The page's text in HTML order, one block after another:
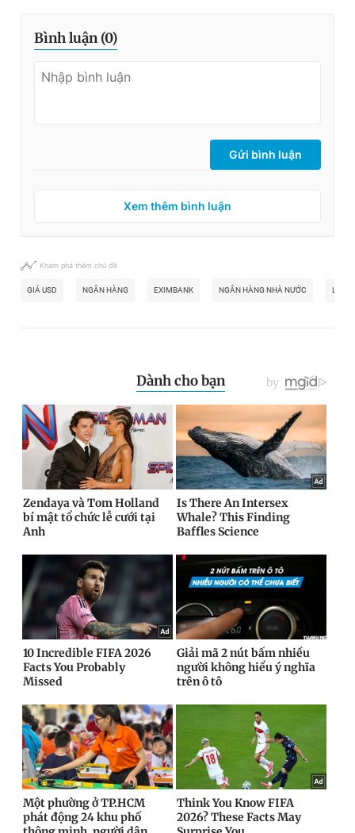
Bình luận (0)
Gửi bình luận
Xem thêm bình luận
Khám phá thêm chủ đề
GIÁ USD NGÂN HÀNG EXIMBANK NGÂN HÀNG NHÀ NƯỚC LÃI